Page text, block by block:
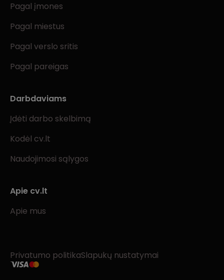
Pagal įmones
Pagal miestus
Pagal verslo sritis
Pagal pareigas
Darbdaviams
Įdėti darbo skelbimą
Kodėl cv.lt
Naudojimosi sąlygos
Apie cv.lt
Apie mus
Privatumo politikaSlapukų nustatymai